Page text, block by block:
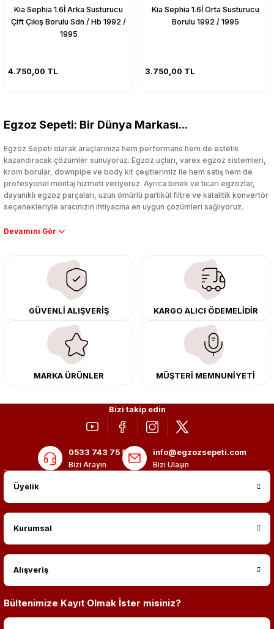
Kia Sephia 1.6İ Arka Susturucu
Çift Çıkış Borulu Sdn / Hb 1992 /
1995
4.750,00 TL
Kia Sephia 1.6İ Orta Susturucu
Borulu 1992 / 1995
3.750,00 TL
Egzoz Sepeti: Bir Dünya Markası...
Egzoz Sepeti olarak araçlarınıza hem performans hem de estetik
kazandıracak çözümler sunuyoruz. Egzoz uçları, varex egzoz sistemleri,
krom borular, downpipe ve body kit çeşitlerimiz ile hem satış hem de
profesyonel montaj hizmeti veriyoruz. Ayrıca binek ve ticari egzozlar,
dayanıklı egzoz parçaları, uzun ömürlü partikül filtre ve katalitik konvertör
seçenekleriyle aracınızın ihtiyacına en uygun çözümleri sağlıyoruz.
Performans artışı isteyen sürücüler için özel performans egzozları ve
çıkma orijinal ürünler ile yenileyebilir, body kit uygulamalarıyla aracınızın
tasarımını ve aerodinamisini üst seviyeye taşıyabilirsiniz.
Tüm ürünlerimiz orijinal, dayanıklı ve uzun ömürlüdür. İstanbul’daki montaj
merkezimizde profesyonel montaj yapıyor, Türkiye’nin her yerine güvenli
kargo ile teslimat gerçekleştiriyoruz. Aracınıza değer katmak için doğru
adres: Egzoz Sepeti.
GÜVENLİ ALIŞVERİŞ KARGO ALICI ÖDEMELİDİR
MARKA ÜRÜNLER MÜŞTERİ MEMNUNİYETİ
Bizi takip edin
0533 743 75 56
Bizi Arayın
info@egzozsepeti.com
Bizi Ulaşın
Üyelik
Kurumsal
Alışveriş
Bültenimize Kayıt Olmak İster misiniz?